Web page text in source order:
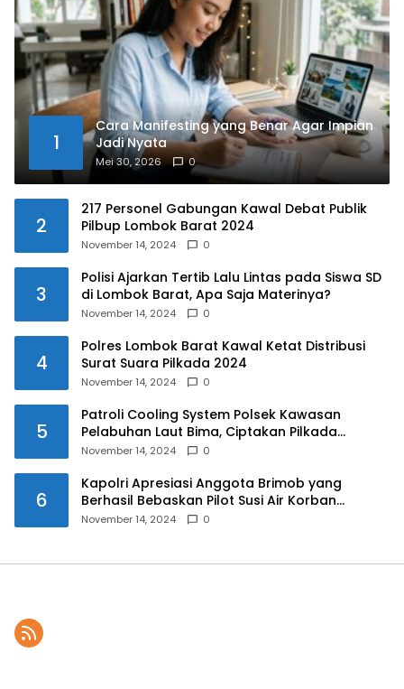
1
Cara Manifesting yang Benar Agar Impian
Jadi Nyata
Mei 30, 2026 0
2
217 Personel Gabungan Kawal Debat Publik
Pilbup Lombok Barat 2024
November 14, 2024 0
3
Polisi Ajarkan Tertib Lalu Lintas pada Siswa SD
di Lombok Barat, Apa Saja Materinya?
November 14, 2024 0
4
Polres Lombok Barat Kawal Ketat Distribusi
Surat Suara Pilkada 2024
November 14, 2024 0
5
Patroli Cooling System Polsek Kawasan
Pelabuhan Laut Bima, Ciptakan Pilkada
Serentak 2024 yang Aman dan Damai
November 14, 2024 0
6
Kapolri Apresiasi Anggota Brimob yang
Berhasil Bebaskan Pilot Susi Air Korban
Penyanderaan KKB
November 14, 2024 0